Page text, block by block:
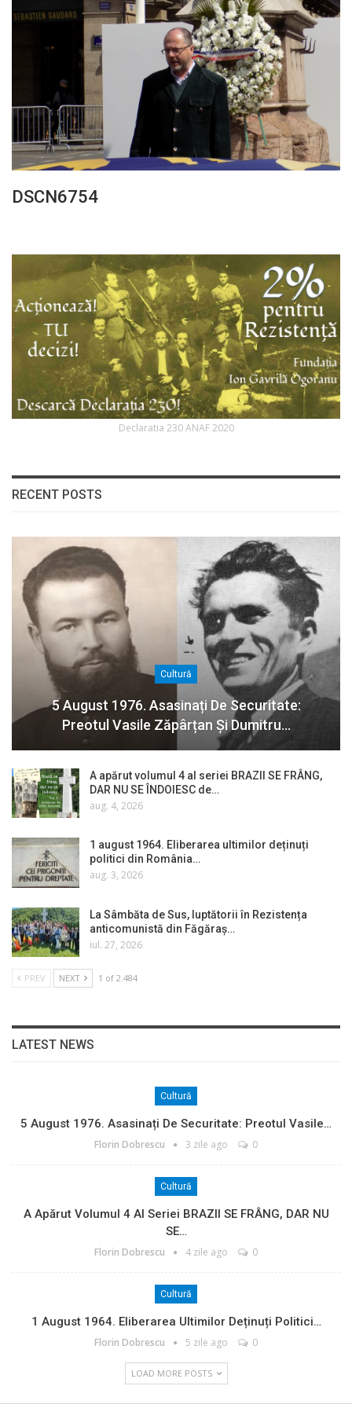
DSCN6754
Declaratia 230 ANAF 2020
RECENT POSTS
Cultură
5 August 1976. Asasinați De Securitate:
Preotul Vasile Zăpârțan Și Dumitru…
A apărut volumul 4 al seriei BRAZII SE FRÂNG,
DAR NU SE ÎNDOIESC de…
aug. 4, 2026
1 august 1964. Eliberarea ultimilor deținuți
politici din România…
aug. 3, 2026
La Sâmbăta de Sus, luptătorii în Rezistența
anticomunistă din Făgăraș…
iul. 27, 2026
PREV NEXT 1 of 2.484
LATEST NEWS
Cultură
5 August 1976. Asasinați De Securitate: Preotul Vasile…
Florin Dobrescu 3 zile ago 0
Cultură
A Apărut Volumul 4 Al Seriei BRAZII SE FRÂNG, DAR NU
SE…
Florin Dobrescu 4 zile ago 0
Cultură
1 August 1964. Eliberarea Ultimilor Deținuți Politici…
Florin Dobrescu 5 zile ago 0
LOAD MORE POSTS